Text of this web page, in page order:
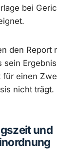
bei
den Report
sein
einen
nicht trägt.
und